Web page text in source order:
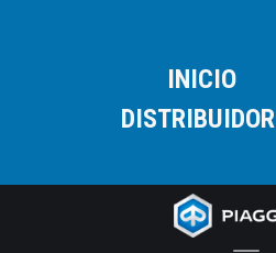
INICIO
DISTRIBUIDOR